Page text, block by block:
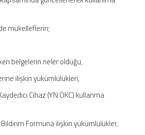
mükelleflerin;
belgelerin neler olduğu,
ilişkin yükümlülükleri,
Cihaz (YN ÖKC) kullanma
Formuna ilişkin yükümlülükler,